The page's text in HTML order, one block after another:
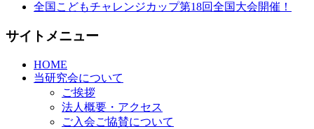
全国こどもチャレンジカップ第18回全国大会開催！
サイトメニュー
HOME
当研究会について
ご挨拶
法人概要・アクセス
ご入会ご協賛について